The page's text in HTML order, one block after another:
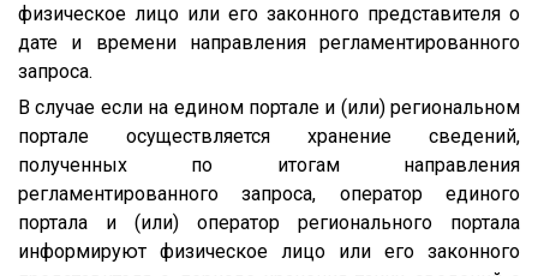
физическое лицо или его законного представителя о
дате и времени направления регламентированного
запроса.
В случае если на едином портале и (или) региональном
портале осуществляется хранение сведений,
полученных по итогам направления
регламентированного запроса, оператор единого
портала и (или) оператор регионального портала
информируют физическое лицо или его законного